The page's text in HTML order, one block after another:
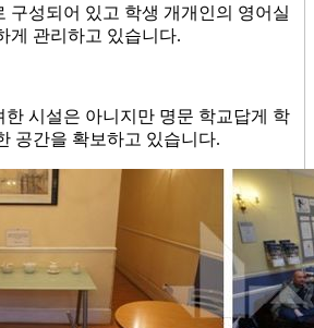
구성되어 있고 학생 개개인의 영어실
게 관리하고 있습니다.
한 시설은 아니지만 명문 학교답게 학
공간을 확보하고 있습니다.